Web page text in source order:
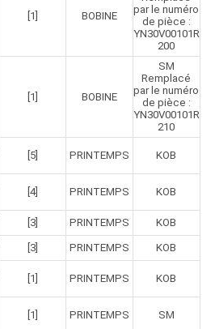
[1] BOBINE
par le numéro
de pièce :
YN30V00101R
200
[1] BOBINE
SM
Remplacé
par le numéro
de pièce :
YN30V00101R
210
[5] PRINTEMPS KOB
[4] PRINTEMPS KOB
[3] PRINTEMPS KOB
[3] PRINTEMPS KOB
[1] PRINTEMPS KOB
[1] PRINTEMPS SM